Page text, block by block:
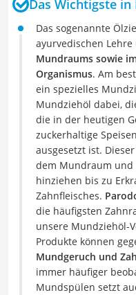
Das Wichtigste in
Das sogenannte
ayurvedischen Lehre
Mundraums sowie
Organismus. Am
ein spezielles
Mundziehöl dabei,
die in der heutigen
zuckerhaltige
ausgesetzt ist.
dem Mundraum und
hinziehen bis zu
Zahnfleisches.
die häufigsten
unsere Mundziehöl-
Produkte können
Mundgeruch und
immer häufiger
Mundspülen setzt